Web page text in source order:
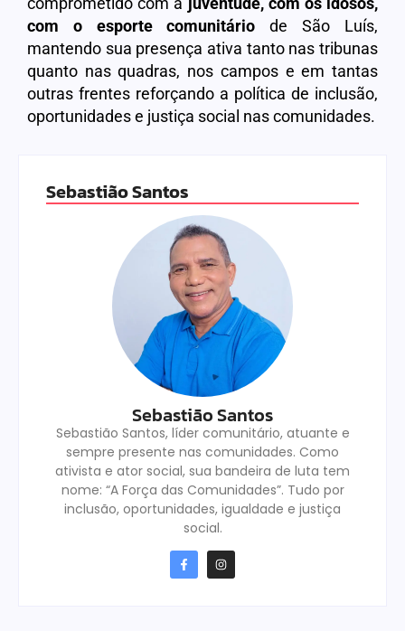
com o esporte comunitário de São Luís,
mantendo sua presença ativa tanto nas tribunas
quanto nas quadras, nos campos e em tantas
outras frentes reforçando a política de inclusão,
oportunidades e justiça social nas comunidades.
Sebastião Santos
Sebastião Santos
Sebastião Santos, líder comunitário, atuante e
sempre presente nas comunidades. Como
ativista e ator social, sua bandeira de luta tem
nome: “A Força das Comunidades”. Tudo por
inclusão, oportunidades, igualdade e justiça
social.